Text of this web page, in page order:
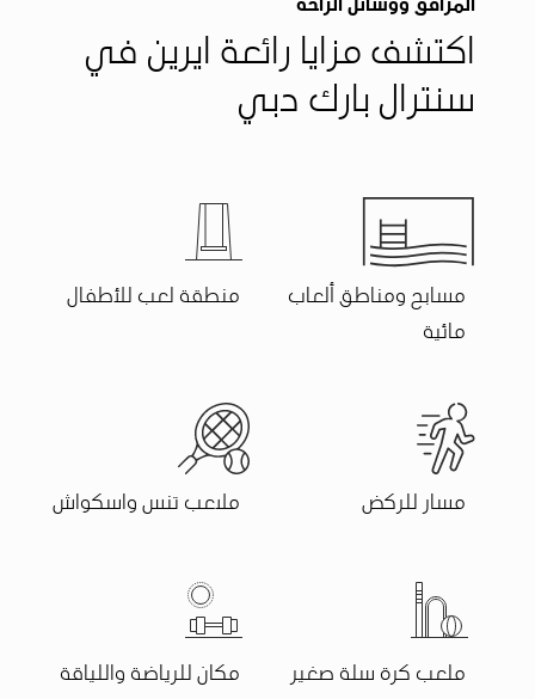
المرافق ووسائل الراحة
اكتشف مزايا رائعة ايرين في
سنترال بارك دبي
مسابح ومناطق ألعاب
مائية
منطقة لعب للأطفال
مسار للركض ملاعب تنس واسكواش
ملعب كرة سلة صغير
مكان للرياضة واللياقة